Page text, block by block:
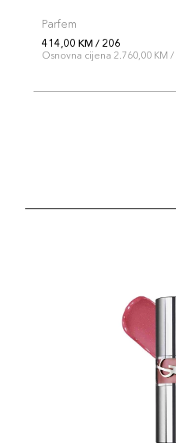
Parfem
414,00 KM / 206
Osnovna cijena 2.760,00 KM /